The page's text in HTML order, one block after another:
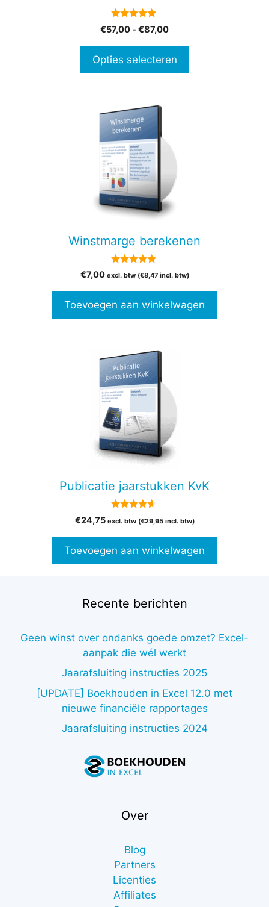
4.80
van 5
€57,00 - €87,00Prijsklasse:
€87,00
Opties selecteren
productpagina
Winstmarge berekenen
5.00
van 5
€7,00 excl. btw (€8,47incl. btw)
Toevoegen aan winkelwagen
Publicatie jaarstukken KvK
4.38
van 5
€24,75 excl. btw (€29,95incl. btw)
Toevoegen aan winkelwagen
Recente berichten
Geen winst over ondanks goede omzet? Excel-
aanpak die wél werkt
Jaarafsluiting instructies 2025
[UPDATE] Boekhouden in Excel 12.0 met
nieuwe financiële rapportages
Jaarafsluiting instructies 2024
Over
Blog
Partners
Licenties
Affiliates